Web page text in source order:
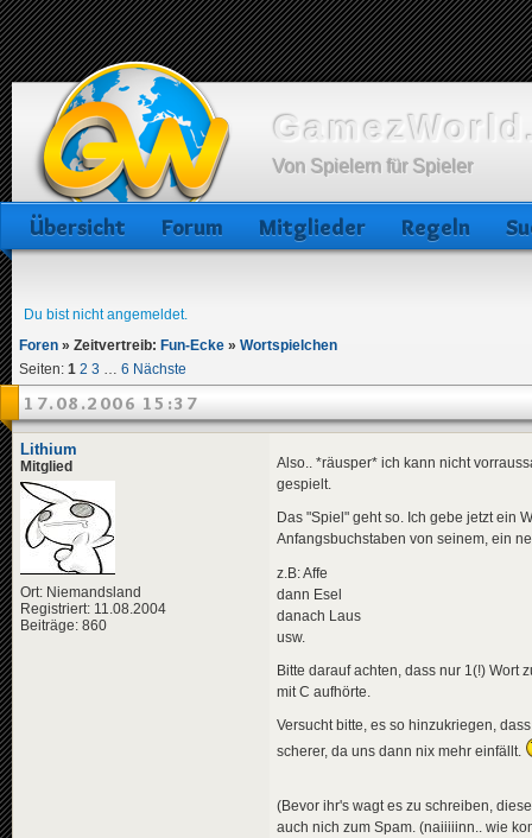
Von Spielern für Spieler
Übersicht Forum Mitglieder Regeln
Du bist nicht angemeldet.
Foren » Zeitvertreib: Fun-Ecke » Wortspielchen
Seiten: 1 2 3 … 6 Nächste
17.08.2006 15:37
Lithium
Mitglied
Ort: Niemandsland
Registriert: 11.08.2004
Beiträge: 860
Also.. *räusper* ich kann nicht
gespielt.
Das "Spiel" geht so. Ich gebe jetzt ein
Anfangsbuchstaben von seinem, ein
z.B: Affe
dann Esel
danach Laus
usw.
Bitte darauf achten, dass nur 1(!) Wort
mit C aufhörte.
Versucht bitte, es so hinzukriegen,
scherer, da uns dann nix mehr einfällt.
(Bevor ihr's wagt es zu schreiben,
auch nich zum Spam. (naiiiiinn.. wie